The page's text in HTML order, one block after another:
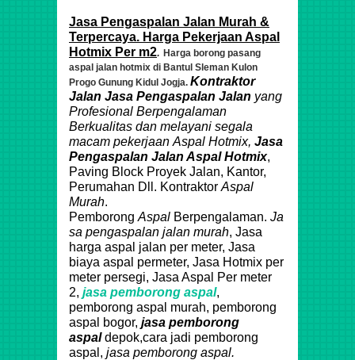
Jasa Pengaspalan Jalan Murah &
Terpercaya. Harga Pekerjaan Aspal
Hotmix Per m2. Harga borong pasang
aspal jalan hotmix di Bantul Sleman Kulon
Progo Gunung Kidul Jogja. Kontraktor
Jalan Jasa Pengaspalan Jalan yang
Profesional Berpengalaman
Berkualitas dan melayani segala
macam pekerjaan Aspal Hotmix, Jasa
Pengaspalan Jalan AspalHotmix,
Paving Block Proyek Jalan, Kantor,
Perumahan Dll. Kontraktor Aspal
Murah.
Pemborong Aspal Berpengalaman. Ja
sa pengaspalan jalan murah, Jasa
harga aspal jalan per meter, Jasa
biaya aspal permeter, Jasa Hotmix per
meter persegi, Jasa Aspal Per meter
2, jasa pemborong aspal,
pemborong aspal murah, pemborong
aspal bogor, jasa pemborong
aspaldepok,cara jadi pemborong
aspal, jasa pemborong aspal.